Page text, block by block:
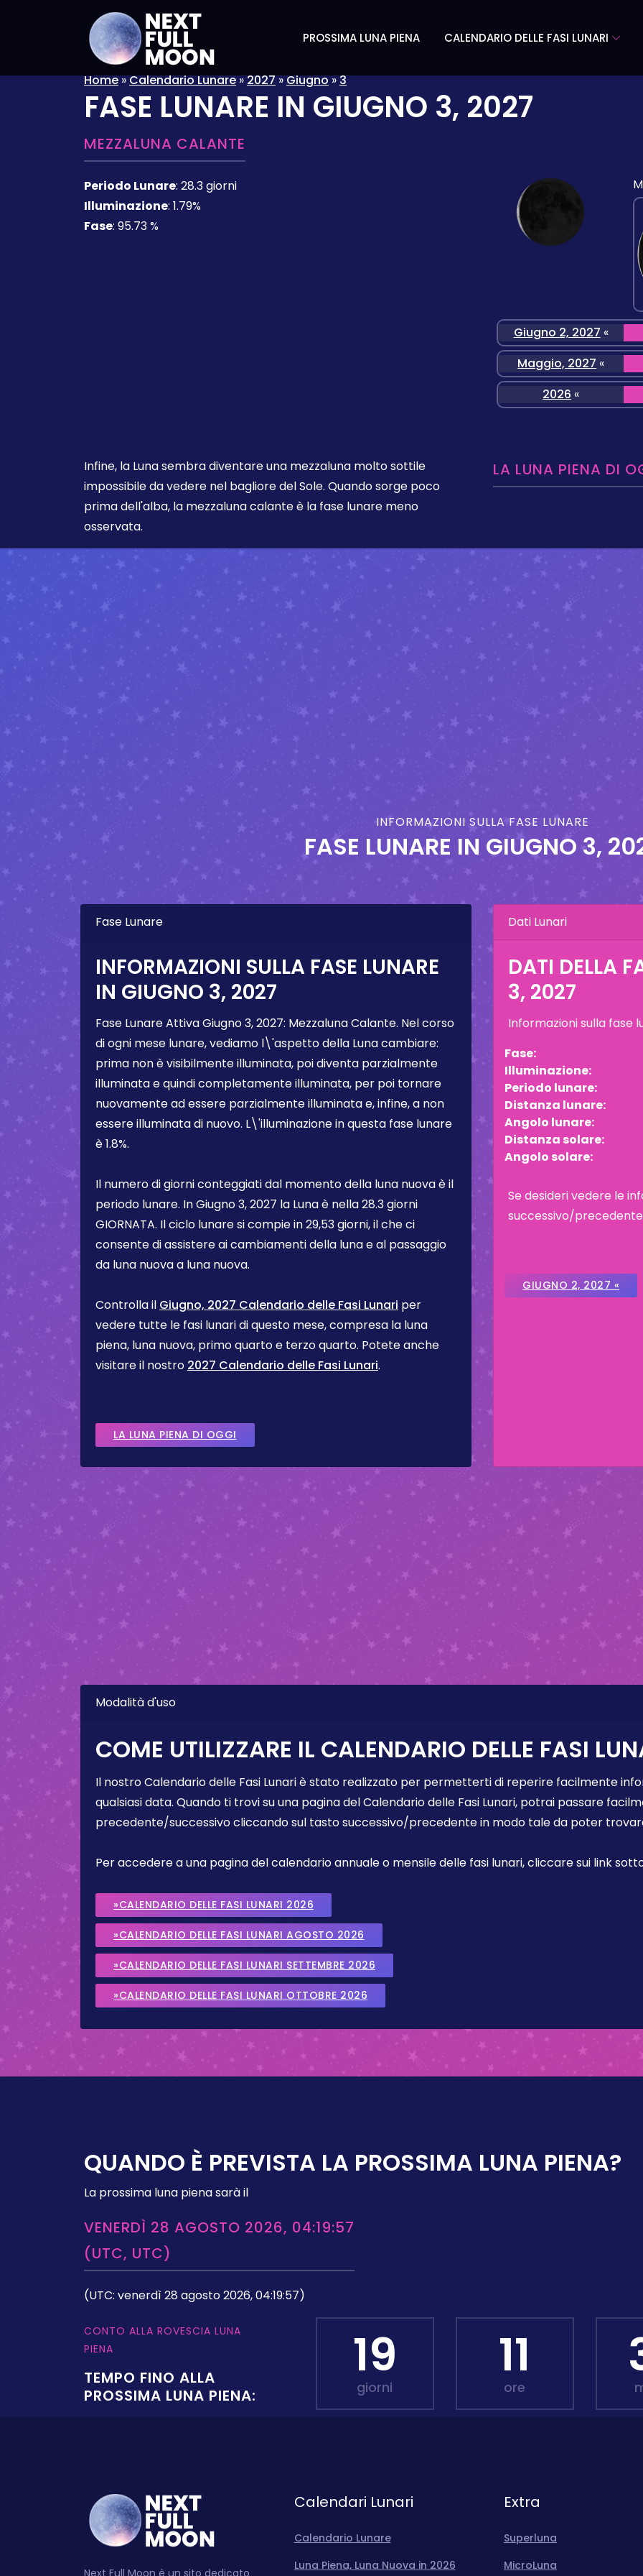
PROSSIMA LUNA PIENA CALENDARIO DELLE FASI LUNARI
Home»Calendario Lunare»2027»Giugno»3
FASE LUNARE IN GIUGNO 3, 2027
MEZZALUNA CALANTE
Periodo Lunare: 28.3 giorni
Illuminazione: 1.79%
Fase: 95.73 %
Giugno 2, 2027 «
Maggio, 2027 «
2026 «
Infine, la Luna sembra diventare una mezzaluna molto sottile
impossibile da vedere nel bagliore del Sole. Quando sorge poco
prima dell'alba, la mezzaluna calante è la fase lunare meno
osservata.
LA LUNA PIENA DI
INFORMAZIONI SULLA FASE LUNARE
FASE LUNARE IN GIUGNO 3,
Fase Lunare
INFORMAZIONI SULLA FASE LUNARE
IN GIUGNO 3, 2027
Fase Lunare AttivaGiugno 3, 2027: Mezzaluna Calante. Nel corso
di ogni mese lunare, vediamo l\'aspetto della Luna cambiare:
prima non è visibilmente illuminata, poi diventa parzialmente
illuminata e quindi completamente illuminata, per poi tornare
nuovamente ad essere parzialmente illuminata e, infine, a non
essere illuminata di nuovo. L\'illuminazione in questa fase lunare
è1.8%.
Il numero di giorni conteggiati dal momento della luna nuova è il
periodo lunare. InGiugno 3, 2027 la Luna è nella28.3 giorni
GIORNATA. Il ciclo lunare si compie in 29,53 giorni, il che ci
consente di assistere ai cambiamenti della luna e al passaggio
da luna nuova a luna nuova.
Controlla il Giugno, 2027 Calendario delle Fasi Lunari per
vedere tutte le fasi lunari di questo mese, compresa la luna
piena, luna nuova, primo quarto e terzo quarto. Potete anche
visitare il nostro 2027 Calendario delle Fasi Lunari.
LA LUNA PIENA DI OGGI
Dati Lunari
DATI DELLA
3, 2027
Informazioni sulla fase
Fase:
Illuminazione:
Periodo lunare:
Distanza lunare:
Angolo lunare:
Distanza solare:
Angolo solare:
Se desideri vedere le
successivo/
GIUGNO 2, 2027 «
Modalità d'uso
COME UTILIZZARE IL CALENDARIO DELLE FASI
Il nostro Calendario delle Fasi Lunari è stato realizzato per permetterti di reperire facilmente
qualsiasi data. Quando ti trovi su una pagina del Calendario delle Fasi Lunari, potrai passare
precedente/successivo cliccando sul tasto successivo/precedente in modo tale da poter
Per accedere a una pagina del calendario annuale o mensile delle fasi lunari, cliccare sui link
»CALENDARIO DELLE FASI LUNARI 2026
»CALENDARIO DELLE FASI LUNARI AGOSTO 2026
»CALENDARIO DELLE FASI LUNARI SETTEMBRE 2026
»CALENDARIO DELLE FASI LUNARI OTTOBRE 2026
QUANDO È PREVISTA LA PROSSIMA LUNA PIENA?
La prossima luna piena sarà il
VENERDÌ 28 AGOSTO 2026, 04:19:57
(UTC, UTC)
(UTC: venerdì 28 agosto 2026, 04:19:57)
CONTO ALLA ROVESCIA LUNA
PIENA
TEMPO FINO ALLA
PROSSIMA LUNA PIENA:
19
giorni
11
ore
Next Full Moon è un sito dedicato
Calendari Lunari
Calendario Lunare
Luna Piena, Luna Nuova in 2026
Extra
Superluna
MicroLuna